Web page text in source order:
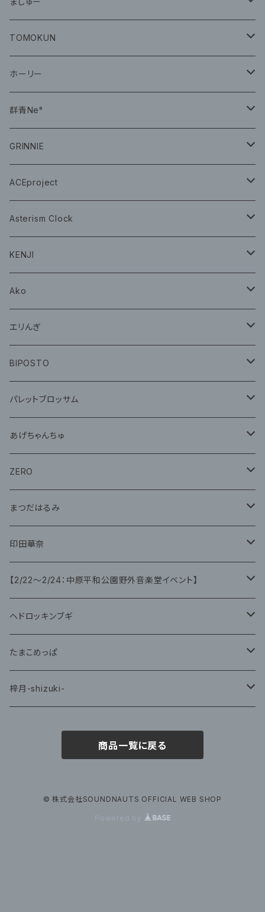
CD
グッズ
TOMOKUN
CD
ホーリー
CD
群青Ne°
CD
グッズ
GRINNIE
グッズ
ACEproject
グッズ
CD
Asterism Clock
グッズ
KENJI
グッズ
Ako
グッズ
CD
エリんぎ
グッズ
BIPOSTO
グッズ
パレットブロッサム
CD
グッズ
あげちゃんちゅ
グッズ
ZERO
グッズ
CD
まつだはるみ
CD
グッズ
印田華奈
グッズ
【2/22〜2/24：中原平和公園野外音楽堂イベント】
藤咲ゆみ
ヘドロッキンブギ
CD
たまこめっぱ
グッズ
梓月-shizuki-
商品一覧に戻る
© 株式会社SOUNDNAUTS OFFICIAL WEB SHOP
Powered by